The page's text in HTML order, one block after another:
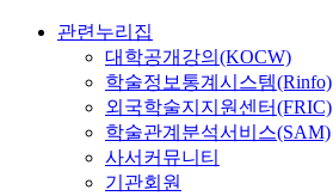
관련누리집
대학공개강의(KOCW)
학술정보통계시스템(Rinfo)
외국학술지지원센터(FRIC)
학술관계분석서비스(SAM)
사서커뮤니티
기관회원